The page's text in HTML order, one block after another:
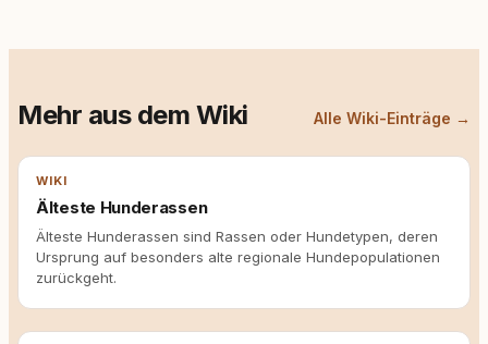
Mehr aus dem Wiki Alle Wiki-Einträge →
WIKI
Älteste Hunderassen
Älteste Hunderassen sind Rassen oder Hundetypen, deren
Ursprung auf besonders alte regionale Hundepopulationen
zurückgeht.